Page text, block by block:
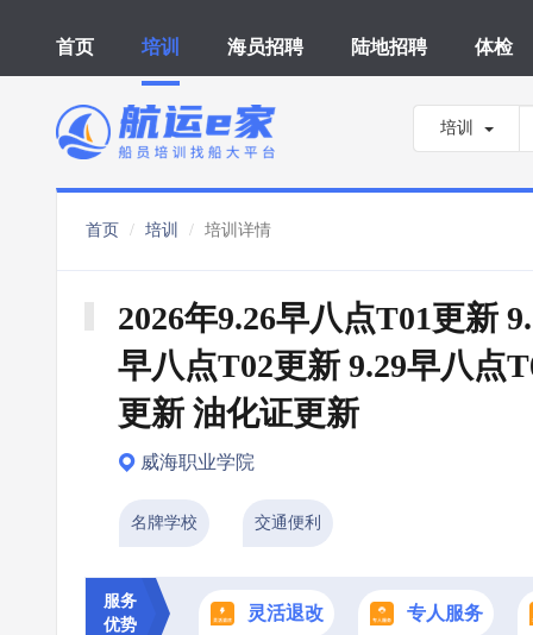
首页 培训 海员招聘 陆地招聘 体检
培训
首页 培训 培训详情
2026年9.26早八点T01更新
早八点T02更新 9.29早八点
更新 油化证更新
威海职业学院
名牌学校 交通便利
服务
优势
灵活退改 专人服务